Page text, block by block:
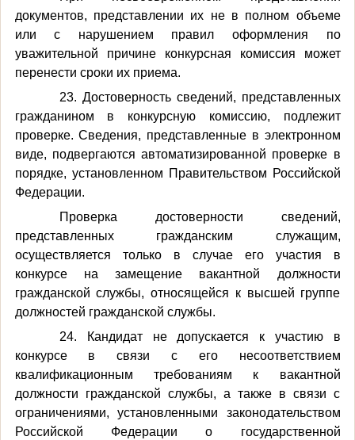
документов, представлении их не в полном объеме
или с нарушением правил оформления по
уважительной причине конкурсная комиссия может
перенести сроки их приема.
23. Достоверность сведений, представленных
гражданином в конкурсную комиссию, подлежит
проверке. Сведения, представленные в электронном
виде, подвергаются автоматизированной проверке в
порядке, установленном Правительством Российской
Федерации.
Проверка достоверности сведений,
представленных гражданским служащим,
осуществляется только в случае его участия в
конкурсе на замещение вакантной должности
гражданской службы, относящейся к высшей группе
должностей гражданской службы.
24. Кандидат не допускается к участию в
конкурсе в связи с его несоответствием
квалификационным требованиям к вакантной
должности гражданской службы, а также в связи с
ограничениями, установленными законодательством
Российской Федерации о государственной